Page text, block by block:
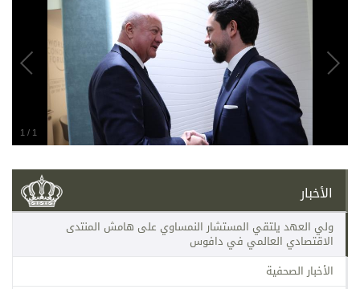
1
/
1
الأخبار
ولي العهد يلتقي المستشار النمساوي على هامش المنتدى
الاقتصادي العالمي في دافوس
الأخبار الصحفية